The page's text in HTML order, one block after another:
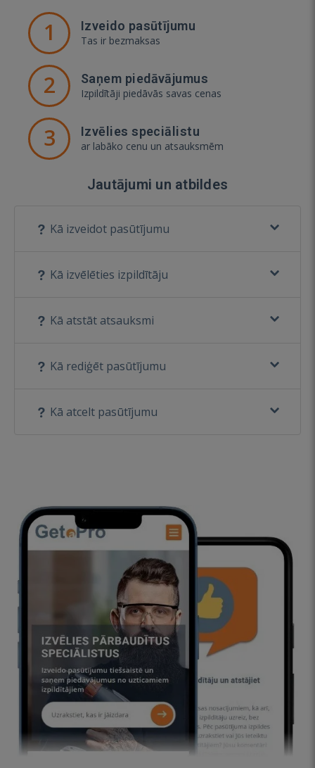
1 Izveido pasūtījumu
Tas ir bezmaksas
2 Saņem piedāvājumus
Izpildītāji piedāvās savas cenas
3 Izvēlies speciālistu
ar labāko cenu un atsauksmēm
Jautājumi un atbildes
Kā izveidot pasūtījumu
Kā izvēlēties izpildītāju
Kā atstāt atsauksmi
Kā rediģēt pasūtījumu
Kā atcelt pasūtījumu